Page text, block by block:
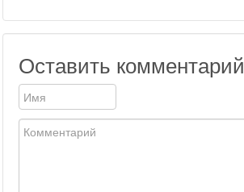
Оставить комментарий